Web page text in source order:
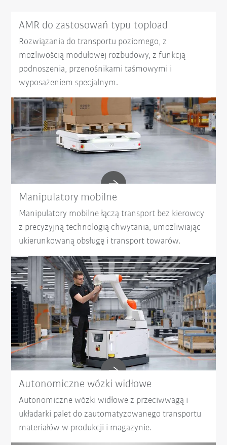
AMR do zastosowań typu topload
Rozwiązania do transportu poziomego, z
możliwością modułowej rozbudowy, z funkcją
podnoszenia, przenośnikami taśmowymi i
wyposażeniem specjalnym.
Manipulatory mobilne
Manipulatory mobilne łączą transport bez kierowcy
z precyzyjną technologią chwytania, umożliwiając
ukierunkowaną obsługę i transport towarów.
Autonomiczne wózki widłowe
Autonomiczne wózki widłowe z przeciwwagą i
układarki palet do zautomatyzowanego transportu
materiałów w produkcji i magazynie.